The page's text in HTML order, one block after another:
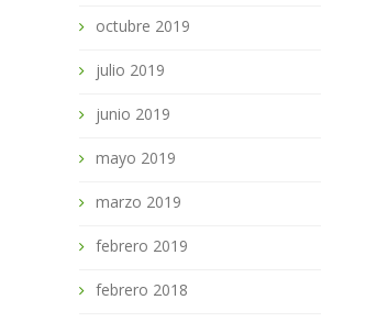
octubre 2019
julio 2019
junio 2019
mayo 2019
marzo 2019
febrero 2019
febrero 2018